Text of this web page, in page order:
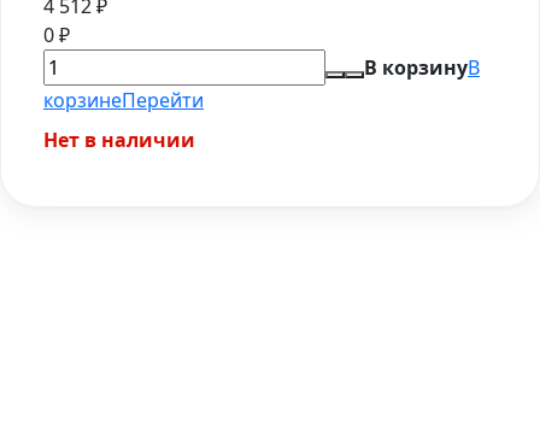
4 512₽
0₽
В корзинуВ
корзинеПерейти
Нет в наличии